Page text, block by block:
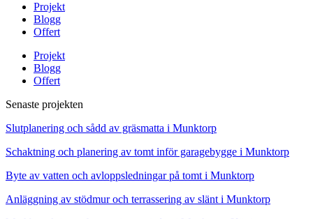
Projekt
Blogg
Offert
Projekt
Blogg
Offert
Senaste projekten
Slutplanering och sådd av gräsmatta i Munktorp
Schaktning och planering av tomt inför garagebygge i Munktorp
Byte av vatten och avloppsledningar på tomt i Munktorp
Anläggning av stödmur och terrassering av slänt i Munktorp